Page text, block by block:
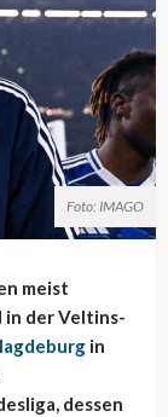
Foto: IMAGO
meist
in der Veltins-
in
dessen